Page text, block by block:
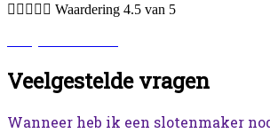
     Waardering 4.5 van 5
Veelgestelde vragen
Wanneer heb ik een slotenmaker